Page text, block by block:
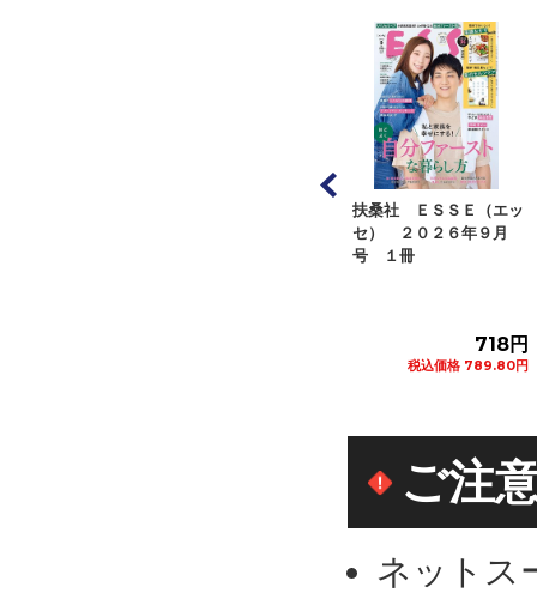
扶桑社 ＥＳＳＥ（エッ
アシェット・コレク
ンズ・ジャパン く
プーさん楽しい...
税込価格
ご注
ネットス